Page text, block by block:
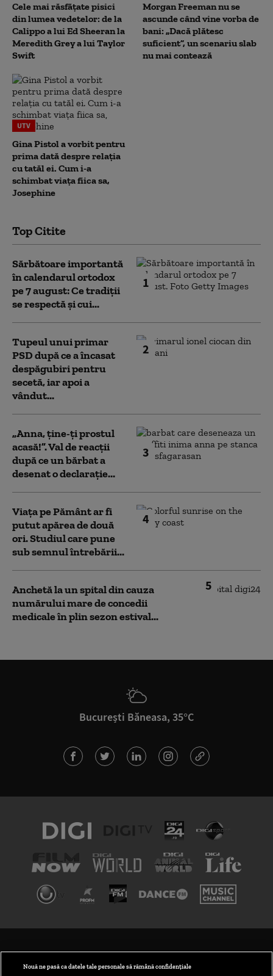
Cele mai răsfățate pisici
din lumea vedetelor: de la
Calippo a lui Ed Sheeran la
Meredith Grey a lui Taylor
Swift
Morgan Freeman nu se
ascunde când vine vorba de
bani: „Dacă plătesc
suficient”, un scenariu slab
nu mai contează
UTV
Gina Pistol a vorbit pentru
prima dată despre relația
cu tatăl ei. Cum i-a
schimbat viața fiica sa,
Josephine
Top Citite
1
Sărbătoare importantă
în calendarul ortodox
pe 7 august: Ce tradiții
se respectă și cui...
2
Tupeul unui primar
PSD după ce a încasat
despăgubiri pentru
secetă, iar apoi a
vândut...
3
„Anna, ţine-ţi prostul
acasă!”. Val de reacții
după ce un bărbat a
desenat o declarație...
4
Viața pe Pământ ar fi
putut apărea de două
ori. Studiul care pune
sub semnul întrebării...
5
Anchetă la un spital din cauza
numărului mare de concedii
medicale în plin sezon estival...
București Băneasa, 35°C
Nouă ne pasă ca datele tale personale să rămână confidențiale